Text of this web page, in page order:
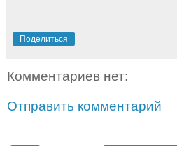
Поделиться
Комментариев нет:
Отправить комментарий